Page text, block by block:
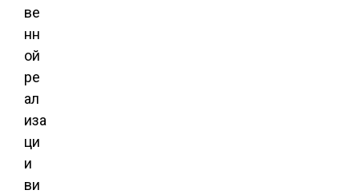
ве
нн
ой
ре
ал
иза
ци
и
ви